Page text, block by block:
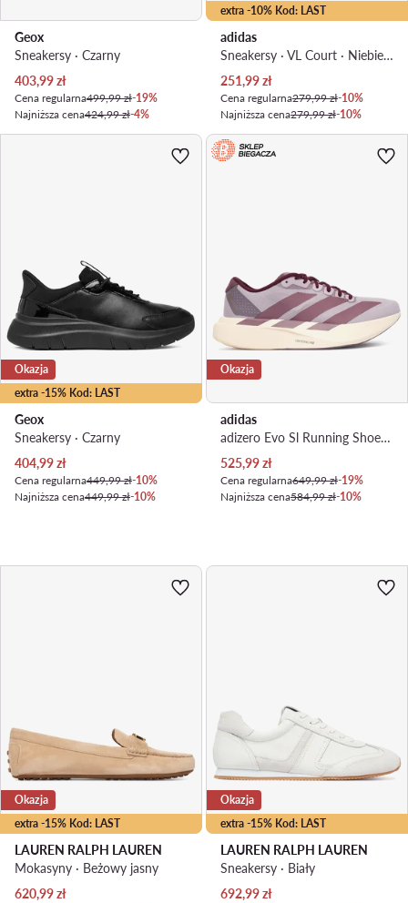
Geox
Sneakersy · Czarny
Aktualna cena
403,99zł
Cena regularna499,99 zł-19%
Najniższa cena424,99 zł-4%
extra -10% Kod: LAST
adidas
Sneakersy · VL Court · Niebieski jasny
Aktualna cena
251,99zł
Cena regularna279,99 zł-10%
Najniższa cena279,99 zł-10%
extra -15% Kod: LAST
Okazja
Geox
Sneakersy · Czarny
Aktualna cena
404,99zł
Cena regularna449,99 zł-10%
Najniższa cena449,99 zł-10%
Okazja
adidas
adizero Evo Sl Running Shoes KI2831 · Buty do biegania
Aktualna cena
525,99zł
Cena regularna649,99 zł-19%
Najniższa cena584,99 zł-10%
extra -15% Kod: LAST
Okazja
LAUREN RALPH LAUREN
Mokasyny · Beżowy jasny
Aktualna cena
620,99zł
extra -15% Kod: LAST
Okazja
LAUREN RALPH LAUREN
Sneakersy · Biały
Aktualna cena
692,99zł